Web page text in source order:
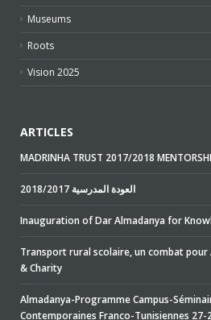
Museums
Roots
Vision 2025
ARTICLES
MADRINHA TRUST 2017/2018
2018/2017 العودة المدرسية
Inauguration of Dar Almadanya for
Transport rural scolaire, un combat pour
& Charity
Almadanya-Programme Campus-
Contemporaines Franco-Tunisiennes 27-